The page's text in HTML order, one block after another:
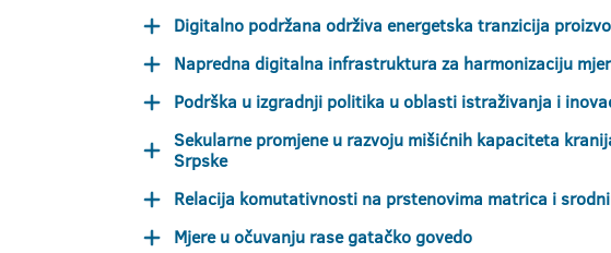
Digitalno podržana održiva energetska tranzicija
Napredna digitalna infrastruktura za harmonizaciju
Podrška u izgradnji politika u oblasti istraživanja i
Sekularne promjene u razvoju mišićnih kapaciteta
Srpske
Relacija komutativnosti na prstenovima matrica i
Mjere u očuvanju rase gatačko govedo